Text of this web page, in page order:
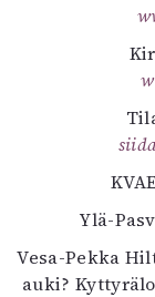
Ylä-
Vesa-Pekka
auki?